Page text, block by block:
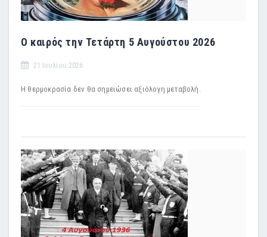
Ο καιρός την Τετάρτη 5 Αυγούστου 2026
21 Ιουλίου 2026
Η θερμοκρασία δεν θα σημειώσει αξιόλογη μεταβολή.